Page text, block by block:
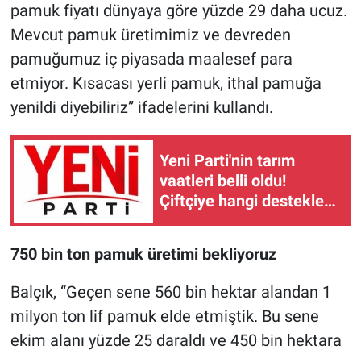
pamuk fiyatı dünyaya göre yüzde 29 daha ucuz.
Mevcut pamuk üretimimiz ve devreden
pamuğumuz iç piyasada maalesef para
etmiyor. Kısacası yerli pamuk, ithal pamuğa
yenildi diyebiliriz” ifadelerini kullandı.
Yeni Parti'nin tarım
vaatleri belli oldu!
Çiftçiye hangi destekler
verilecek?
750 bin ton pamuk üretimi bekliyoruz
Balçık, “Geçen sene 560 bin hektar alandan 1
milyon ton lif pamuk elde etmiştik. Bu sene
ekim alanı yüzde 25 daraldı ve 450 bin hektara